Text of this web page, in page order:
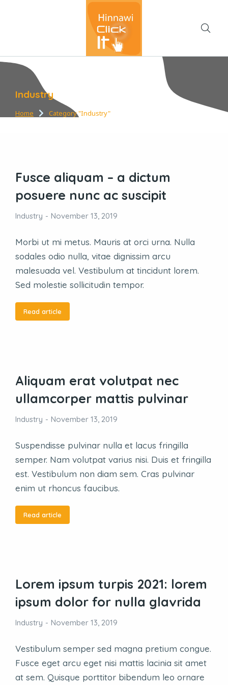
Industry
You are here:
Home Category "Industry"
Fusce aliquam – a dictum
posuere nunc ac suscipit
Industry November 13, 2019
Morbi ut mi metus. Mauris at orci urna. Nulla
sodales odio nulla, vitae dignissim arcu
malesuada vel. Vestibulum at tincidunt lorem.
Sed molestie sollicitudin tempor.
Read article
Aliquam erat volutpat nec
ullamcorper mattis pulvinar
Industry November 13, 2019
Suspendisse pulvinar nulla et lacus fringilla
semper. Nam volutpat varius nisi. Duis et fringilla
est. Vestibulum non diam sem. Cras pulvinar
enim ut rhoncus faucibus.
Read article
Lorem ipsum turpis 2021: lorem
ipsum dolor for nulla glavrida
Industry November 13, 2019
Vestibulum semper sed magna pretium congue.
Fusce eget arcu eget nisi mattis lacinia sit amet
at sem. Quisque porttitor bibendum leo ornare